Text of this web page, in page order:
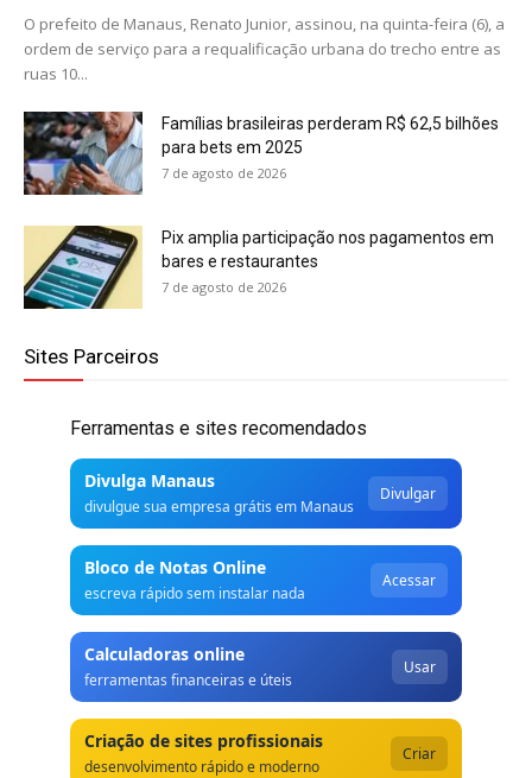
O prefeito de Manaus, Renato Junior, assinou, na quinta-feira (6), a
ordem de serviço para a requalificação urbana do trecho entre as
ruas 10...
Famílias brasileiras perderam R$ 62,5 bilhões
para bets em 2025
7 de agosto de 2026
Pix amplia participação nos pagamentos em
bares e restaurantes
7 de agosto de 2026
Sites Parceiros
Ferramentas e sites recomendados
Divulga Manaus
divulgue sua empresa grátis em Manaus
Divulgar
Bloco de Notas Online
escreva rápido sem instalar nada
Acessar
Calculadoras online
ferramentas financeiras e úteis
Usar
Criação de sites profissionais
desenvolvimento rápido e moderno
Criar